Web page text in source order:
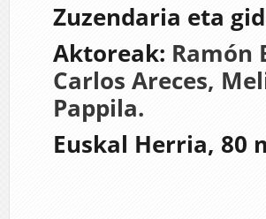
Zuzendaria eta
Aktoreak: Ramón
Carlos Areces,
Pappila.
Euskal Herria, 80